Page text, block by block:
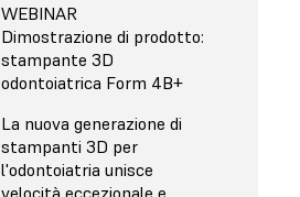
WEBINAR
Dimostrazione di prodotto:
stampante 3D
odontoiatrica Form 4B+
La nuova generazione di
stampanti 3D per
l'odontoiatria unisce
velocità eccezionale e